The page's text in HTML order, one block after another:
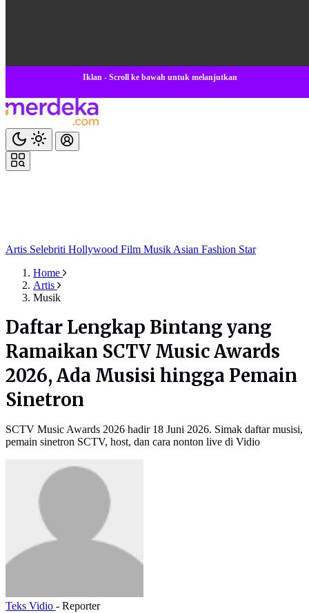
Iklan - Scroll ke bawah untuk melanjutkan
Artis Selebriti Hollywood Film Musik Asian Fashion Star
Home
Artis
Musik
Daftar Lengkap Bintang yang
Ramaikan SCTV Music Awards
2026, Ada Musisi hingga Pemain
Sinetron
SCTV Music Awards 2026 hadir 18 Juni 2026. Simak daftar musisi,
pemain sinetron SCTV, host, dan cara nonton live di Vidio
Teks Vidio - Reporter